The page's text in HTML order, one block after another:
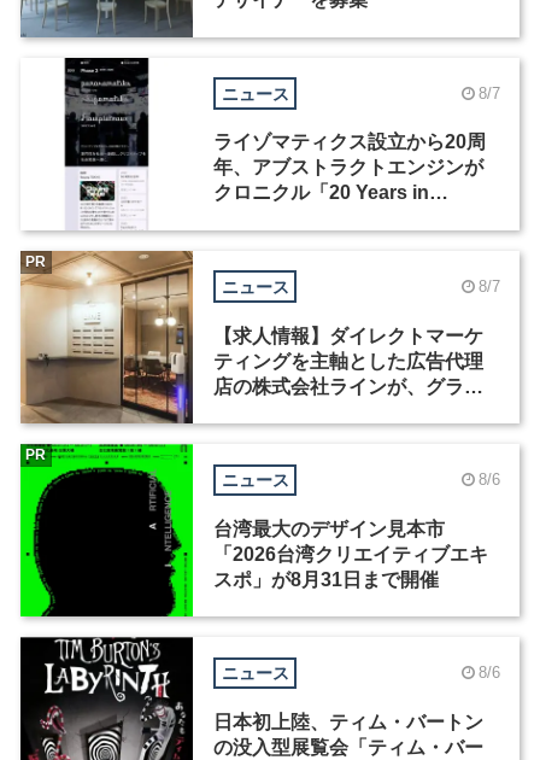
ニュース 8/7
ライゾマティクス設立から20周
年、アブストラクトエンジンが
クロニクル「20 Years in
ニュース 8/7
【求人情報】ダイレクトマーケ
ティングを主軸とした広告代理
店の株式会社ラインが、グラフ
PR
ニュース 8/6
台湾最大のデザイン見本市
「2026台湾クリエイティブエキ
スポ」が8月31日まで開催
PR
ニュース 8/6
日本初上陸、ティム・バートン
の没入型展覧会「ティム・バー